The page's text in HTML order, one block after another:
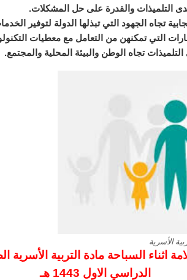
التلميذات والقدرة على حل المشكلات.
تجاه الجهود التي تبذلها الدولة لتوفير
التي تمكنهن من التعامل مع معطيات
تجاه الوطن والبيئة المحلية والمجتمع.
الأسرية
السباحة مادة التربية الأسرية
الدراسي الاول 1443 هـ